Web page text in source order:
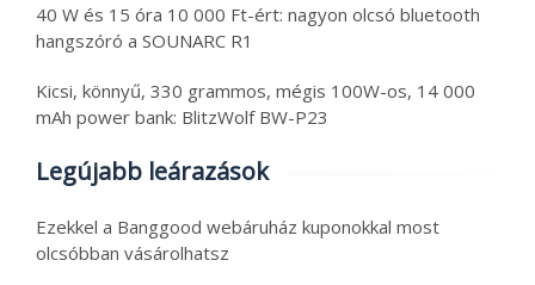
40 W és 15 óra 10 000 Ft-ért: nagyon olcsó bluetooth
hangszóró a SOUNARC R1
Kicsi, könnyű, 330 grammos, mégis 100W-os, 14 000
mAh power bank: BlitzWolf BW-P23
Legújabb leárazások
Ezekkel a Banggood webáruház kuponokkal most
olcsóbban vásárolhatsz